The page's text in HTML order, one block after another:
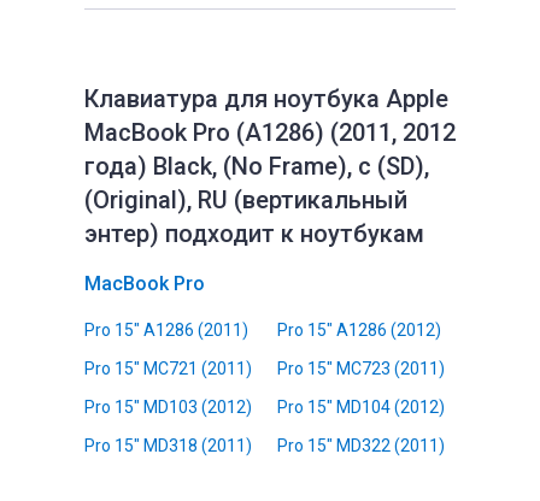
Клавиатура для ноутбука Apple
MacBook Pro (A1286) (2011, 2012
года) Black, (No Frame), с (SD),
(Original), RU (вертикальный
энтер) подходит к ноутбукам
MacBook Pro
Pro 15" A1286 (2011)
Pro 15" A1286 (2012)
Pro 15" MC721 (2011)
Pro 15" MC723 (2011)
Pro 15" MD103 (2012)
Pro 15" MD104 (2012)
Pro 15" MD318 (2011)
Pro 15" MD322 (2011)